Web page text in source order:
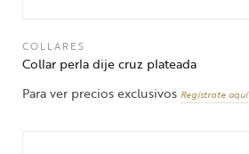
COLLARES
Collar perla dije cruz plateada
Para ver precios exclusivos Regístrate aquí